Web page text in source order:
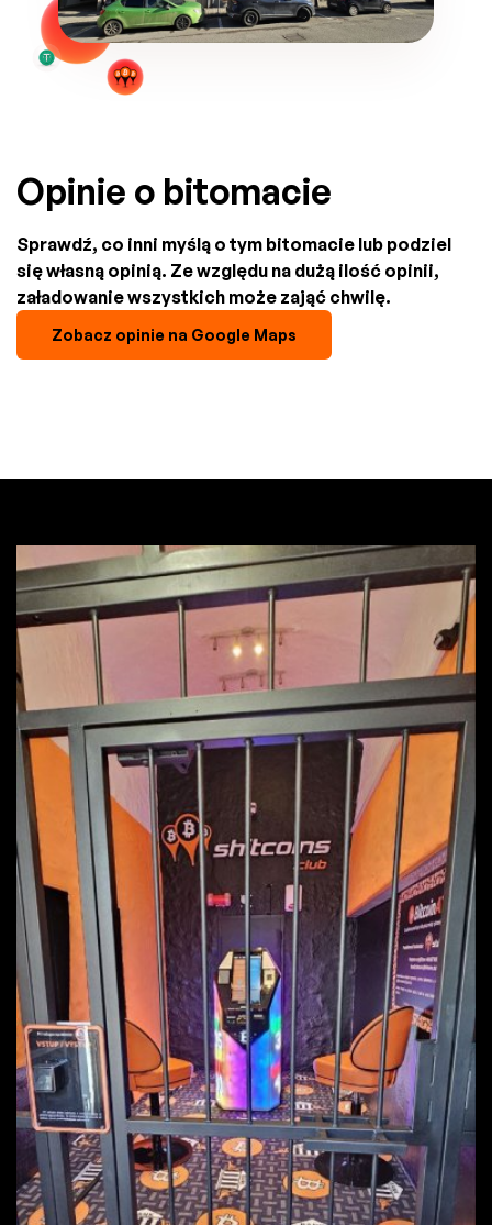
Opinie o bitomacie
Sprawdź, co inni myślą o tym bitomacie lub podziel
się własną opinią. Ze względu na dużą ilość opinii,
załadowanie wszystkich może zająć chwilę.
Zobacz opinie na Google Maps